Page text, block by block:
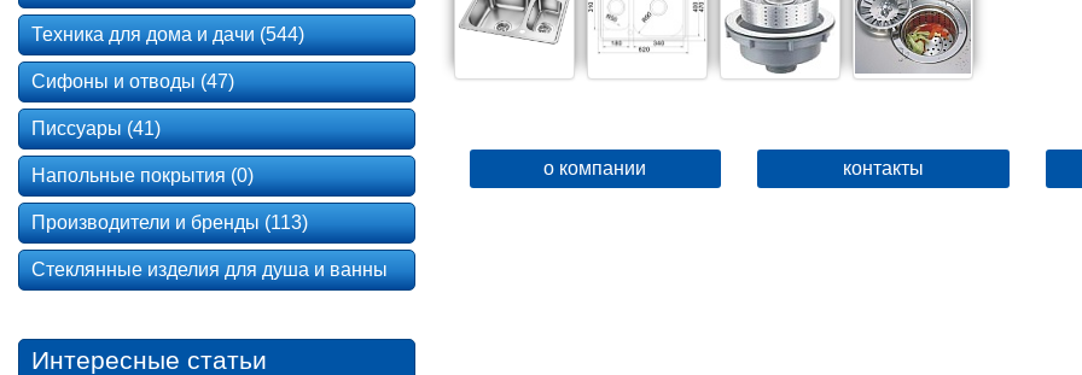
о компании контакты
Техника для дома и дачи (544)
Сифоны и отводы (47)
Писсуары (41)
Напольные покрытия (0)
Производители и бренды (113)
Стеклянные изделия для душа и ванны
Интересные статьи